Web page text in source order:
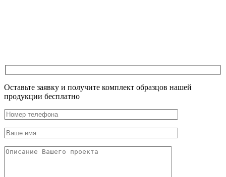
Оставьте заявку и получите комплект образцов нашей
продукции бесплатно